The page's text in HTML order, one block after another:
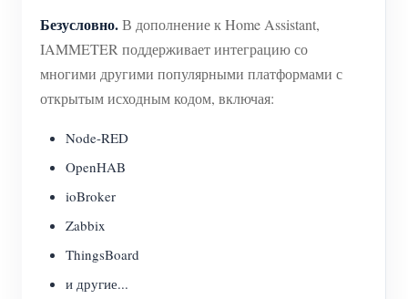
Безусловно.В дополнение к Home Assistant,
IAMMETER поддерживает интеграцию со
многими другими популярными платформами с
открытым исходным кодом, включая:
Node-RED
OpenHAB
ioBroker
Zabbix
ThingsBoard
и другие...